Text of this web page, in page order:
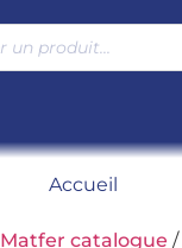
Accueil
Matfer catalogue /